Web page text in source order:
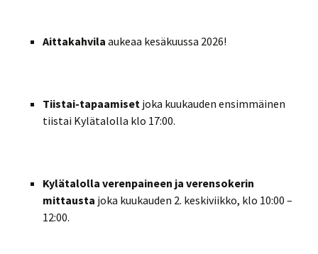
Aittakahvila aukeaa kesäkuussa 2026!
Tiistai-tapaamiset joka kuukauden ensimmäinen
tiistai Kylätalolla klo 17:00.
Kylätalolla verenpaineen ja verensokerin
mittausta joka kuukauden 2. keskiviikko, klo 10:00 –
12:00.